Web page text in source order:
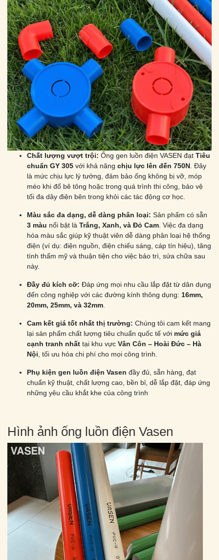
Chất lượng vượt trội: Ống gen luồn điện VASEN đạt Tiêu
chuẩn GY 305 với khả năng chịu lực lên đến 750N . Đây
là mức chịu lực lý tưởng, đảm bảo ống không bị vỡ, móp
méo khi đổ bê tông hoặc trong quá trình thi công, bảo vệ
tối đa dây điện bên trong khỏi các tác động cơ học.
Màu sắc đa dạng, dễ dàng phân loại: Sản phẩm có sẵn
3 màu nổi bật là Trắng, Xanh, và Đỏ Cam . Việc đa dạng
hóa màu sắc giúp kỹ thuật viên dễ dàng phân loại hệ thống
điện (ví dụ: điện nguồn, điện chiếu sáng, cáp tín hiệu), tăng
tính thẩm mỹ và thuận tiện cho việc bảo trì, sửa chữa sau
này.
Đầy đủ kích cỡ: Đáp ứng mọi nhu cầu lắp đặt từ dân dụng
đến công nghiệp với các đường kính thông dụng: 16mm,
20mm, 25mm, và 32mm
Cam kết giá tốt nhất thị trường: Chúng tôi cam kết mang
lại sản phẩm chất lượng tiêu chuẩn quốc tế với mức giá
cạnh tranh nhất tại khu vực Vân Côn – Hoài Đức – Hà
Nội , tối ưu hóa chi phí cho mọi công trình.
Phụ kiện gen luồn điện Vasen đầy đủ, sẵn hàng, đạt
chuẩn kỹ thuật, chất lượng cao, bền bỉ, dễ lắp đặt, đáp ứng
những yêu cầu khắt khe của công trình
Hình ảnh ống luồn điện Vasen